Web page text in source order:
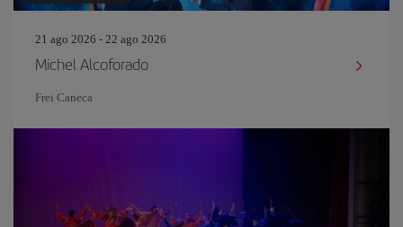
21 ago 2026 - 22 ago 2026
Michel Alcoforado
Frei Caneca